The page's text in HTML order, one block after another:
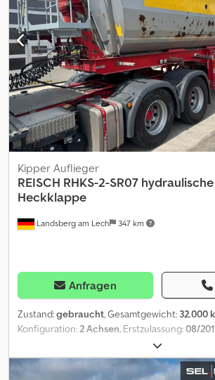
Luftfederung mit Hebe- Senkvorrichtung,
Kipperabsenkung, Liftachse, Fahrzeug kann
und/oder beschriftet sein SI87128
Angebot ist generell ohne neue TÜV-
Abnahme erwünscht, unterbreiten wir Ihnen
unserer Partnerwerkstätten! Fahrzeug kann
beklebt und/oder beschriftet sein. Es gelten
Liefer- und Zahlungsbedingungen. Gerne
dieses Objekt ein Finanzierungs- oder
sprechen Sie uns an!
Landsberg am Lech 347 km
Kipper Auflieger
REISCH RHKS-2-SR07 hydraulische
Heckklappe
Anfragen
Zustand:gebraucht, Gesamtgewicht: 32.000
Konfiguration:2 Achsen, Erstzulassung:08/
, Leergewicht 6390 kg
Dksdpfezp T A Uex Abqor Luftfederung
Trommelbremse ABS Klappbarer